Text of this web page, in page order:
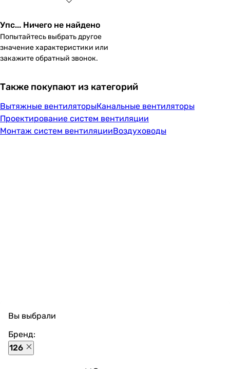
Упс... Ничего не найдено
Попытайтесь выбрать другое
значение характеристики или
закажите обратный звонок.
Также покупают из категорий
Вытяжные вентиляторыКанальные вентиляторы
Проектирование систем вентиляции
Монтаж систем вентиляцииВоздуховоды
Вы выбрали
Бренд:
126